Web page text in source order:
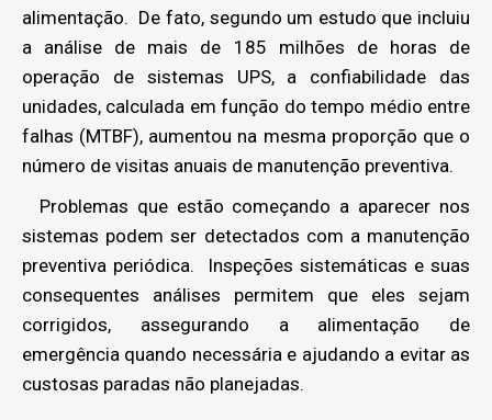
alimentação. De fato, segundo um estudo que incluiu
a análise de mais de 185 milhões de horas de
operação de sistemas UPS, a confiabilidade das
unidades, calculada em função do tempo médio entre
falhas (MTBF), aumentou na mesma proporção que o
número de visitas anuais de manutenção preventiva.
Problemas que estão começando a aparecer nos
sistemas podem ser detectados com a manutenção
preventiva periódica. Inspeções sistemáticas e suas
consequentes análises permitem que eles sejam
corrigidos, assegurando a alimentação de
emergência quando necessária e ajudando a evitar as
custosas paradas não planejadas.